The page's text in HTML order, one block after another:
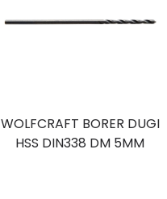
WOLFCRAFT BORER DUGI
HSS DIN338 DM 5MM